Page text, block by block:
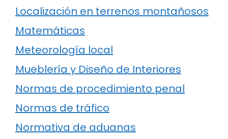
Localización en terrenos montañosos
Matemáticas
Meteorología local
Mueblería y Diseño de Interiores
Normas de procedimiento penal
Normas de tráfico
Normativa de aduanas